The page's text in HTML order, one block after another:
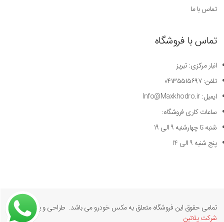
تماس با ما
تماس با فروشگاه
انبار مرکزی: تبریز
تلفن: ۰۴۱۳۵۵۱۵۶۹۷
ایمیل: Info@Maxkhodro.ir
ساعات کاری فروشگاه:
شنبه تا چهارشنبه 9 الی 19
پنج شنبه 9 الی 14
تمامی حقوق این فروشگاه متعلق به مکس خودرو می باشد. طراحی و پیاده سازی
شرکت پلاتین